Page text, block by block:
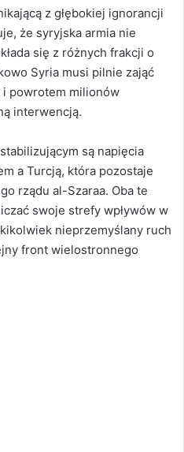
z głębokiej ignorancji
że syryjska armia nie
się z różnych frakcji o
Syria musi pilnie zająć
i powrotem milionów
interwencją.
są napięcia
a Turcją, która pozostaje
rządu al-Szaraa. Oba te
swoje strefy wpływów w
nieprzemyślany ruch
front wielostronnego